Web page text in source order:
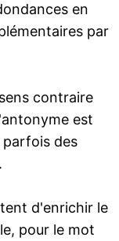
en
par
contraire
est
des
d'enrichir le
pour le mot